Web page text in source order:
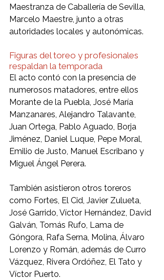
Maestranza de Caballería de Sevilla,
Marcelo Maestre, junto a otras
autoridades locales y autonómicas.
Figuras del toreo y profesionales
respaldan la temporada
El acto contó con la presencia de
numerosos matadores, entre ellos
Morante de la Puebla, José María
Manzanares, Alejandro Talavante,
Juan Ortega, Pablo Aguado, Borja
Jiménez, Daniel Luque, Pepe Moral,
Emilio de Justo, Manuel Escribano y
Miguel Ángel Perera.
También asistieron otros toreros
como Fortes, El Cid, Javier Zulueta,
José Garrido, Víctor Hernández, David
Galván, Tomás Rufo, Lama de
Góngora, Rafa Serna, Molina, Álvaro
Lorenzo y Román, además de Curro
Vázquez, Rivera Ordóñez, El Tato y
Víctor Puerto.